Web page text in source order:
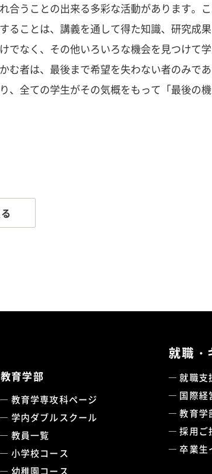
合うことの出来る多彩な活動があります。
ことは、講義を通して得た知識、研究成
でなく、その他いろいろな機会を見つけて
む者は、最後まで希望を失わない者のみで
、全ての学生がその気概をもって「最後の
教育学部
教育学専攻科ページ
学内ダブルスクール
教員一覧
小学校コース
幼稚園コース
就職・
就職支
国際経
教育学
採用ご
卒業生